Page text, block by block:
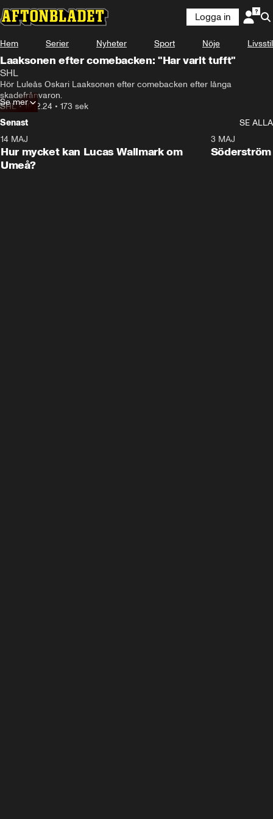
Logga in
Hem Serier Nyheter Sport Nöje Livsstil
Laaksonen efter comebacken: "Har varit tufft"
SHL
Hör Luleås Oskari Laaksonen efter comebacken efter långa
skadefrånvaron.
SHL•19.12.24 • 173 sek
Se mer
Senast
SE ALLA
Plus
14 MAJ
Hur mycket kan Lucas Wallmark om
Umeå?
3 MAJ